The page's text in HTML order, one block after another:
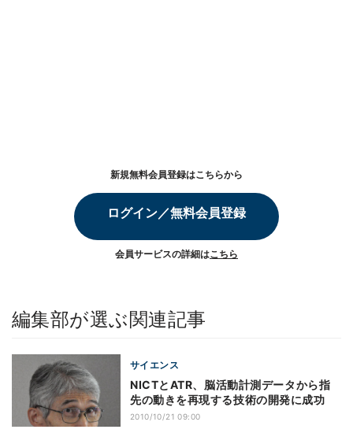
新規無料会員登録はこちらから
ログイン／無料会員登録
会員サービスの詳細はこちら
編集部が選ぶ関連記事
サイエンス
NICTとATR、脳活動計測データから指
先の動きを再現する技術の開発に成功
2010/10/21 09:00